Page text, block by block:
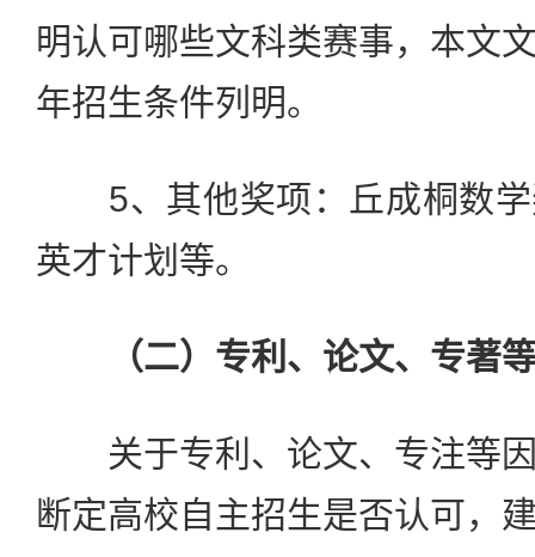
明认可哪些文科类赛事，本文
年招生条件列明。
5、其他奖项：丘成桐数学
英才计划等。
（二）专利、论文、专著
关于专利、论文、专注等因
断定高校自主招生是否认可，